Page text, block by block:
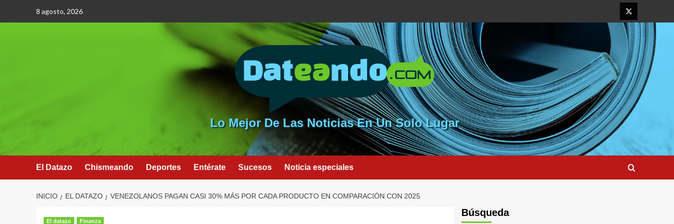
8 agosto, 2026
Elemento
del
menú
Lo Mejor De Las Noticias En Un Solo Lugar
El Datazo Chismeando Deportes Entérate Sucesos Noticia especiales
INICIO EL DATAZO VENEZOLANOS PAGAN CASI 30% MÁS POR CADA PRODUCTO EN COMPARACIÓN CON 2025
El datazo Finanza
Búsqueda